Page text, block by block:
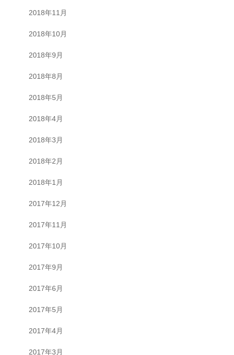
2018年11月
2018年10月
2018年9月
2018年8月
2018年5月
2018年4月
2018年3月
2018年2月
2018年1月
2017年12月
2017年11月
2017年10月
2017年9月
2017年6月
2017年5月
2017年4月
2017年3月